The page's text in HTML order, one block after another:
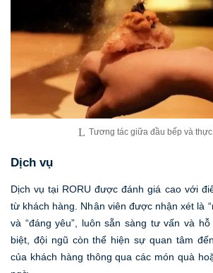
Tương tác giữa đầu bếp và
Dịch vụ
Dịch vụ tại RORU được đánh giá cao với
từ khách hàng. Nhân viên được nhận xét là
và “đáng yêu”, luôn sẵn sàng tư vấn và
biệt, đội ngũ còn thể hiện sự quan tâm
của khách hàng thông qua các món quà